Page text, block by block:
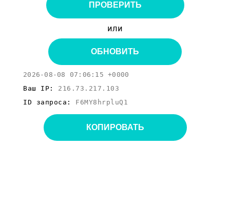
ПРОВЕРИТЬ
или
ОБНОВИТЬ
2026-08-08 07:06:15 +0000
Ваш IP: 216.73.217.103
ID запроса: F6MY8hrpluQ1
КОПИРОВАТЬ